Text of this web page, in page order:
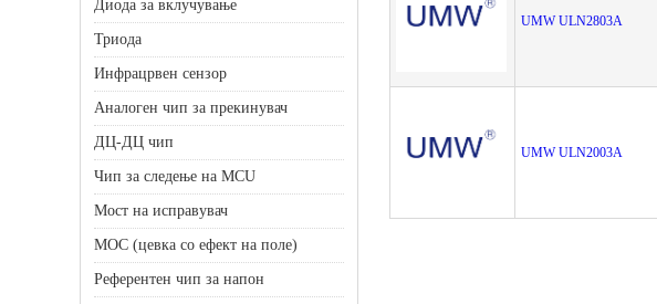
Диода за вклучување
Триода
Инфрацрвен сензор
Аналоген чип за прекинувач
ДЦ-ДЦ чип
Чип за следење на MCU
Мост на исправувач
МОС (цевка со ефект на поле)
Референтен чип за напон
UMW ULN2803A
UMW ULN2003A